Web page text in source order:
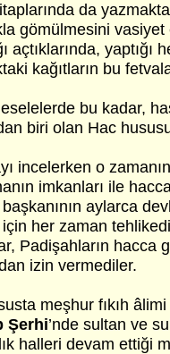
da
gömülmesini
açtıklarında,
kağıtların bu
bu kadar,
biri olan Hac
incelerken o
imkanları ile
aylarca
her zaman
Padişahların hacca
izin vermediler.
meşhur fıkıh âlimi
Şerhi’nde sultan ve
halleri devam ettiği